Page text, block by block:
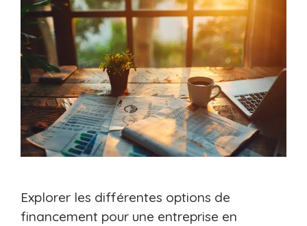
Explorer les différentes options de
financement pour une entreprise en